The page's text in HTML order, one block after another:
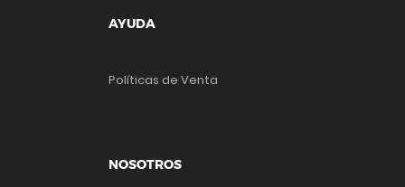
AYUDA
Políticas de Venta
NOSOTROS